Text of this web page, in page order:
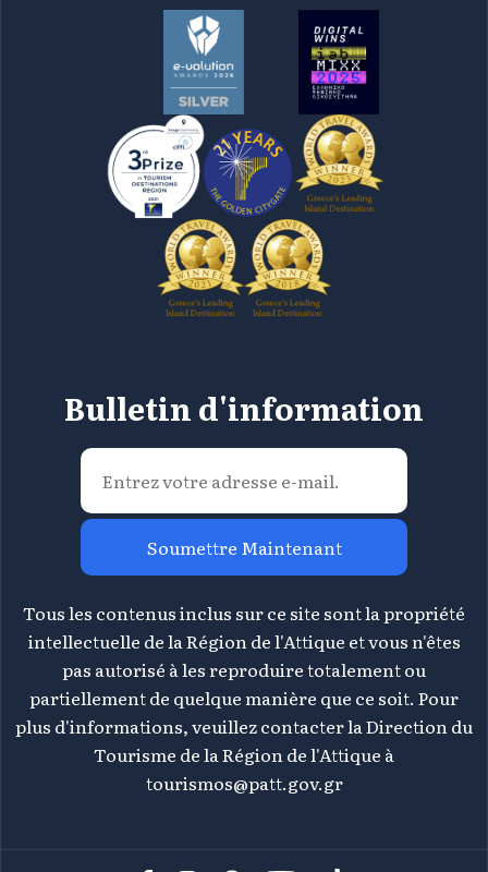
Bulletin d'information
Soumettre Maintenant
Tous les contenus inclus sur ce site sont la propriété
intellectuelle de la Région de l'Attique et vous n'êtes
pas autorisé à les reproduire totalement ou
partiellement de quelque manière que ce soit. Pour
plus d'informations, veuillez contacter la Direction du
Tourisme de la Région de l'Attique à
tourismos@patt.gov.gr